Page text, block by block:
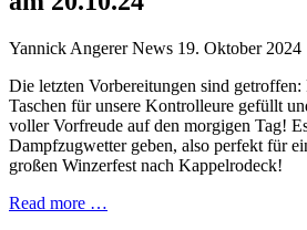
Yannick Angerer News 19. Oktober 2024
Die letzten Vorbereitungen sind getroffen:
Taschen für unsere Kontrolleure gefüllt
voller Vorfreude auf den morgigen Tag!
Dampfzugwetter geben, also perfekt für
großen Winzerfest nach Kappelrodeck!
Read more …